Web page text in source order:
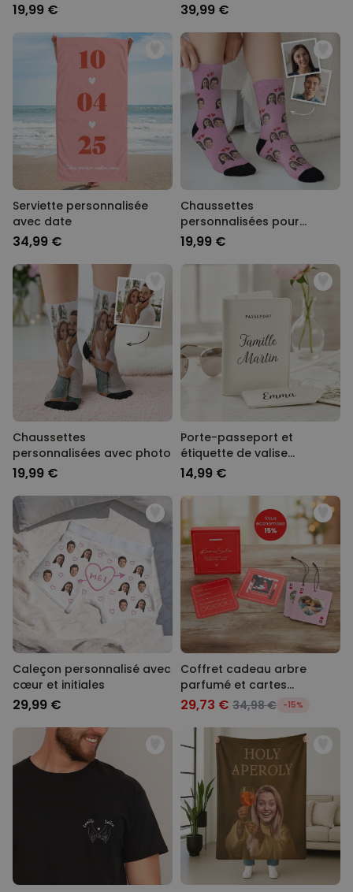
19,99 € 39,99 €
Serviette personnalisée
avec date
34,99 €
Chaussettes
personnalisées pour
couple
19,99 €
Chaussettes
personnalisées avec photo
19,99 €
Porte-passeport et
étiquette de valise
personnalisés avec texte
14,99 €
Caleçon personnalisé avec
cœur et initiales
29,99 €
Coffret cadeau arbre
parfumé et cartes
Kamasutra
29,73 € 34,98 € -15%